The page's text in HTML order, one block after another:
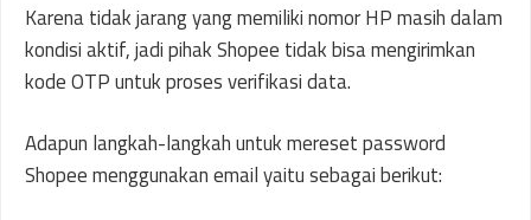
Karena tidak jarang yang memiliki nomor HP masih dalam
kondisi aktif, jadi pihak Shopee tidak bisa mengirimkan
kode OTP untuk proses verifikasi data.
Adapun langkah-langkah untuk mereset password
Shopee menggunakan email yaitu sebagai berikut: